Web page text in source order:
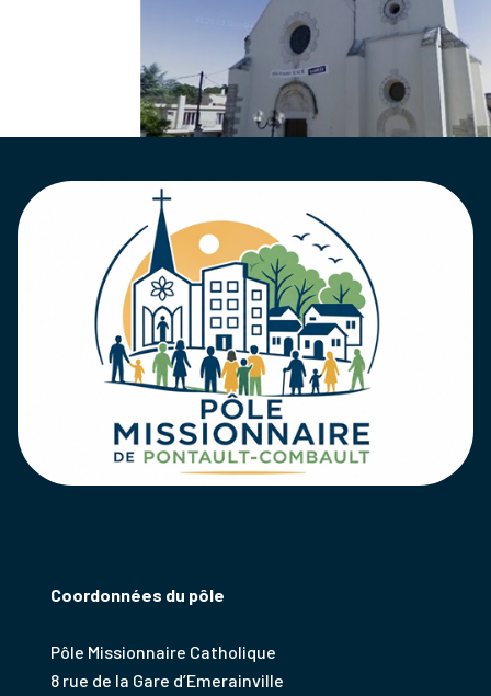
Coordonnées du pôle
Pôle Missionnaire Catholique
8 rue de la Gare d’Emerainville